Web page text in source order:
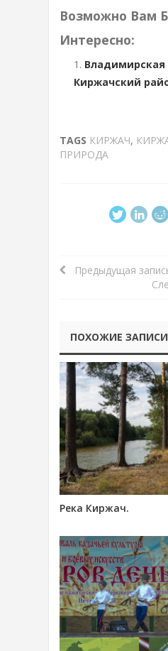
Возможно Вам
Интересно:
Владимирская
Киржачский
TAGS КИРЖАЧ,
ПРИРОДА
Предыдущая
ПОХОЖИЕ ЗАПИСИ
Река Киржач.